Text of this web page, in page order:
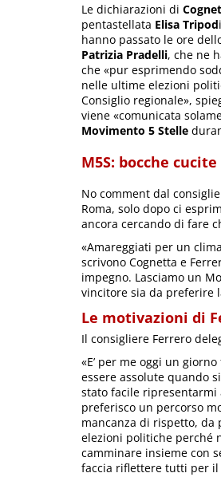
Le dichiarazioni di
pentastellata Elisa Tripod
hanno passato le ore
Patrizia Pradelli, che ne
che «pur esprimendo
nelle ultime elezioni
Consiglio regionale»,
viene «comunicata
Movimento 5 Stelle
M5S: bocche cucite
No comment dal
Roma, solo dopo ci
ancora cercando di fare
«Amareggiati per un
scrivono Cognetta e
impegno. Lasciamo un
vincitore sia da preferire
Le motivazioni di
Il consigliere Ferrero
«E’ per me oggi un
essere assolute quando
stato facile ripresentarmi
preferisco un percorso
mancanza di rispetto,
elezioni politiche perché
camminare insieme con
faccia riflettere tutti per il